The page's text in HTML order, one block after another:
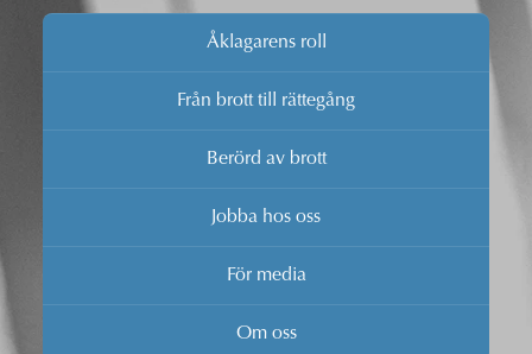
Åklagarens roll
Från brott till rättegång
Berörd av brott
Jobba hos oss
För media
Om oss